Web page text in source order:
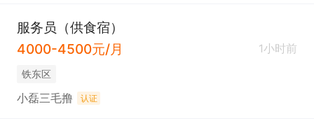
服务员（供食宿）
4000-4500元/月
1小时前
铁东区
小磊三毛撸 认证